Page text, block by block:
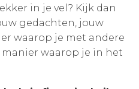
in je vel? Kijk dan
gedachten, jouw
waarop je met andere
waarop je in het